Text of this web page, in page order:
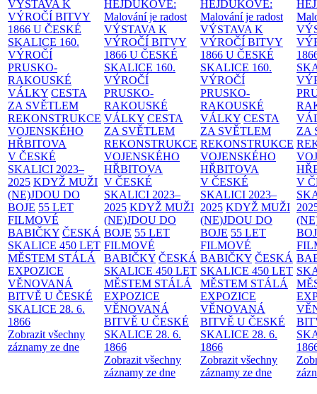
VÝSTAVA K
VÝROČÍ BITVY
1866 U ČESKÉ
SKALICE 160.
VÝROČÍ
PRUSKO-
RAKOUSKÉ
VÁLKY CESTA
ZA SVĚTLEM
REKONSTRUKCE
VOJENSKÉHO
HŘBITOVA
V ČESKÉ
SKALICI 2023–
2025 KDYŽ MUŽI
(NE)JDOU DO
BOJE 55 LET
FILMOVÉ
BABIČKY ČESKÁ
SKALICE 450 LET
MĚSTEM STÁLÁ
EXPOZICE
VĚNOVANÁ
BITVĚ U ČESKÉ
SKALICE 28. 6.
1866
Zobrazit všechny
záznamy ze dne
HEJDUKOVÉ:
Malování je radost
VÝSTAVA K
VÝROČÍ BITVY
1866 U ČESKÉ
SKALICE 160.
VÝROČÍ
PRUSKO-
RAKOUSKÉ
VÁLKY CESTA
ZA SVĚTLEM
REKONSTRUKCE
VOJENSKÉHO
HŘBITOVA
V ČESKÉ
SKALICI 2023–
2025 KDYŽ MUŽI
(NE)JDOU DO
BOJE 55 LET
FILMOVÉ
BABIČKY ČESKÁ
SKALICE 450 LET
MĚSTEM STÁLÁ
EXPOZICE
VĚNOVANÁ
BITVĚ U ČESKÉ
SKALICE 28. 6.
1866
Zobrazit všechny
záznamy ze dne
HEJDUKOVÉ:
Malování je radost
VÝSTAVA K
VÝROČÍ BITVY
1866 U ČESKÉ
SKALICE 160.
VÝROČÍ
PRUSKO-
RAKOUSKÉ
VÁLKY CESTA
ZA SVĚTLEM
REKONSTRUKCE
VOJENSKÉHO
HŘBITOVA
V ČESKÉ
SKALICI 2023–
2025 KDYŽ MUŽI
(NE)JDOU DO
BOJE 55 LET
FILMOVÉ
BABIČKY ČESKÁ
SKALICE 450 LET
MĚSTEM STÁLÁ
EXPOZICE
VĚNOVANÁ
BITVĚ U ČESKÉ
SKALICE 28. 6.
1866
Zobrazit všechny
záznamy ze dne
ZA
V